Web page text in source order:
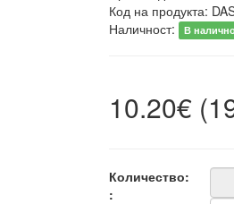
Код на продукта:
Наличност:
В
10.20€
Количество:
: